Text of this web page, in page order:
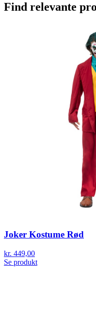
Find relevante
Joker Kostume Rød
kr. 449,00
Se produkt